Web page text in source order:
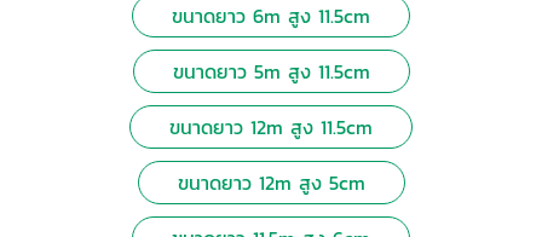
ขนาดยาว 6m สูง 11.5cm
ขนาดยาว 5m สูง 11.5cm
ขนาดยาว 12m สูง 11.5cm
ขนาดยาว 12m สูง 5cm